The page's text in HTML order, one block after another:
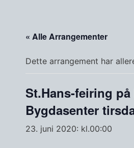
« Alle Arrangementer
Dette arrangement har
St.Hans-feiring på
Bygdasenter
23. juni 2020: kl.00:00